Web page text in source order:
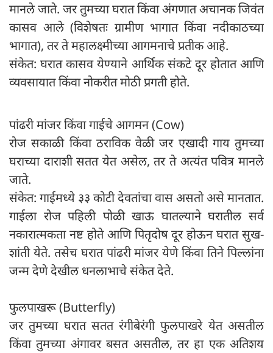
मानले जाते. जर तुमच्या घरात किंवा अंगणात अचानक जिवंत
कासव आले (विशेषतः ग्रामीण भागात किंवा नदीकाठच्या
भागात), तर ते महालक्ष्मीच्या आगमनाचे प्रतीक आहे.
संकेत: घरात कासव येण्याने आर्थिक संकटे दूर होतात आणि
व्यवसायात किंवा नोकरीत मोठी प्रगती होते.
पांढरी मांजर किंवा गाईचे आगमन (Cow)
रोज सकाळी किंवा ठराविक वेळी जर एखादी गाय तुमच्या
घराच्या दाराशी सतत येत असेल, तर ते अत्यंत पवित्र मानले
जाते.
संकेत: गाईमध्ये ३३ कोटी देवतांचा वास असतो असे मानतात.
गाईला रोज पहिली पोळी खाऊ घातल्याने घरातील सर्व
नकारात्मकता नष्ट होते आणि पितृदोष दूर होऊन घरात सुख-
शांती येते. तसेच घरात पांढरी मांजर येणे किंवा तिने पिल्लांना
जन्म देणे देखील धनलाभाचे संकेत देते.
फुलपाखरू (Butterfly)
जर तुमच्या घरात सतत रंगीबेरंगी फुलपाखरे येत असतील
किंवा तुमच्या अंगावर बसत असतील, तर हा एक अतिशय